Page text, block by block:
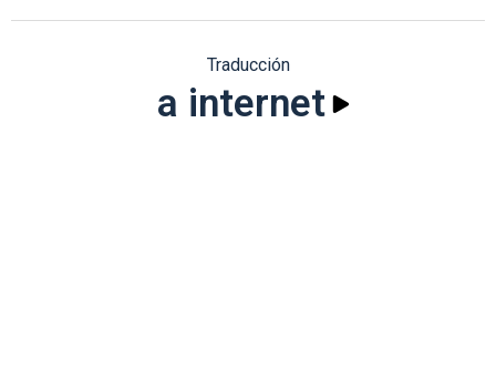
Traducción
a internet